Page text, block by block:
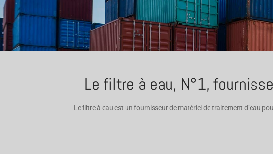
Le filtre à eau, N°1,
Le filtre à eau est un fournisseur de matériel de traitement d’eau